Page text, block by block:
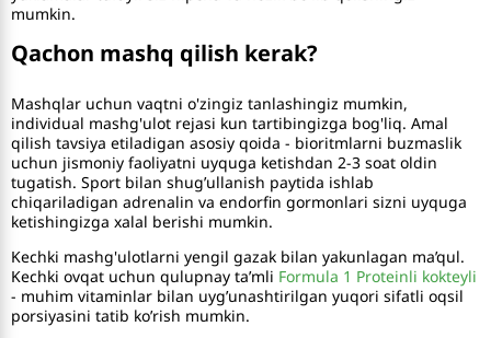
mumkin.
Qachon mashq qilish kerak?
Mashqlar uchun vaqtni o'zingiz tanlashingiz mumkin,
individual mashg'ulot rejasi kun tartibingizga bog'liq. Amal
qilish tavsiya etiladigan asosiy qoida - bioritmlarni buzmaslik
uchun jismoniy faoliyatni uyquga ketishdan 2-3 soat oldin
tugatish. Sport bilan shug’ullanish paytida ishlab
chiqariladigan adrenalin va endorfin gormonlari sizni uyquga
ketishingizga xalal berishi mumkin.
Kechki mashg'ulotlarni yengil gazak bilan yakunlagan ma’qul.
Kechki ovqat uchun qulupnay ta’mli Formula 1 Proteinli kokteyli
- muhim vitaminlar bilan uyg’unashtirilgan yuqori sifatli oqsil
porsiyasini tatib ko’rish mumkin.